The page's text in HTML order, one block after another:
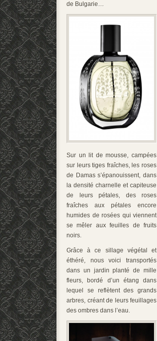
de Bulgarie…
Sur un lit de mousse, campées
sur leurs tiges fraîches, les roses
de Damas s’épanouissent, dans
la densité charnelle et capiteuse
de leurs pétales, des roses
fraîches aux pétales encore
humides de rosées qui viennent
se mêler aux feuilles de fruits
noirs.
Grâce à ce sillage végétal et
éthéré, nous voici transportés
dans un jardin planté de mille
fleurs, bordé d’un étang dans
lequel se reflètent des grands
arbres, créant de leurs feuillages
des ombres dans l’eau.